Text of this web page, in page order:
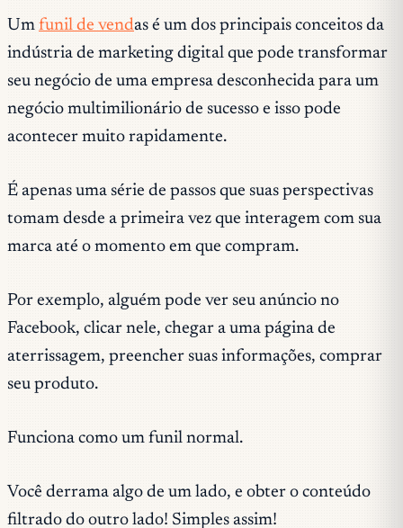
Um funil de vendas é um dos principais conceitos da
indústria de marketing digital que pode transformar
seu negócio de uma empresa desconhecida para um
negócio multimilionário de sucesso e isso pode
acontecer muito rapidamente.
É apenas uma série de passos que suas perspectivas
tomam desde a primeira vez que interagem com sua
marca até o momento em que compram.
Por exemplo, alguém pode ver seu anúncio no
Facebook, clicar nele, chegar a uma página de
aterrissagem, preencher suas informações, comprar
seu produto.
Funciona como um funil normal.
Você derrama algo de um lado, e obter o conteúdo
filtrado do outro lado! Simples assim!